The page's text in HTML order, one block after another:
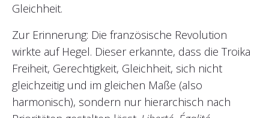
Gleichheit.
Zur Erinnerung: Die französische Revolution
wirkte auf Hegel. Dieser erkannte, dass die Troika
Freiheit, Gerechtigkeit, Gleichheit, sich nicht
gleichzeitig und im gleichen Maße (also
harmonisch), sondern nur hierarchisch nach